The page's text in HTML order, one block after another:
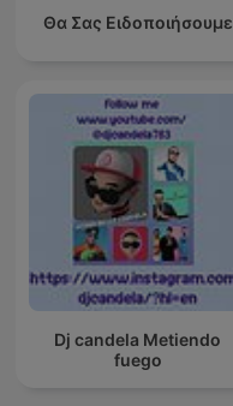
Θα Σας Ειδοποιήσουμε
Dj candela Metiendo
fuego